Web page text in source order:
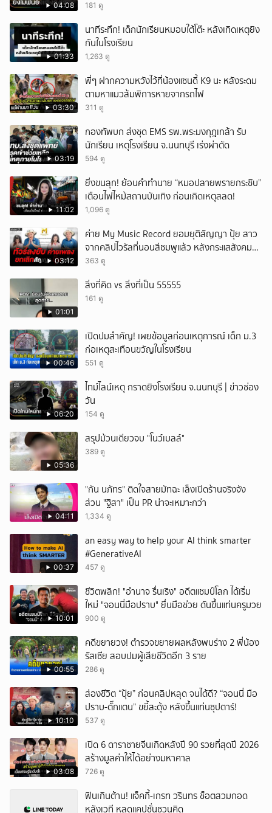
04:08 181 ดู
01:33
นาทีระทึก! เด็กนักเรียนหมอบใต้โต๊ะ หลังเกิดเหตุยิง
กันในโรงเรียน
1,263 ดู
03:30
พี่ๆ ฝากความหวังไว้ที่น้องแซนดี้ K9 นะ หลังระดม
ตามหาแมวส้มพิการหายจากรถไฟ
311 ดู
03:19
กองทัพบก ส่งชุด EMS รพ.พระมงกุฎเกล้า รับ
นักเรียน เหตุโรงเรียน จ.นนทบุรี เร่งผ่าตัด
594 ดู
11:02
ยิ่งขนลุก! ย้อนคำทำนาย “หมอปลายพรายกระซิบ”
เตือนไฟไหม้สถานบันเทิง ก่อนเกิดเหตุสลด!
1,096 ดู
03:12
ค่าย My Music Record ยอมยุติสัญญา ปุ้ย สาว
จากคลิปไวรัลที่นอนสีชมพูแล้ว หลังกระแสสังคม
และคนในวงการวิจารณ์เรื่องความเหมาะสม
363 ดู
01:01
สิ่งที่คิด vs สิ่งที่เป็น 55555
161 ดู
00:46
เปิดปมสำคัญ! เผยข้อมูลก่อนเหตุการณ์ เด็ก ม.3
ก่อเหตุสะเทือนขวัญในโรงเรียน
551 ดู
06:20
ไทม์ไลน์เหตุ กราดยิงโรงเรียน จ.นนทบุรี | ข่าวช่อง
วัน
154 ดู
05:36
สรุปม้วนเดียวจบ "โนว์เบลล์"
389 ดู
04:11
"กัน นภัทร" ติดใจสายมัทฉะ เล็งเปิดร้านจริงจัง
ส่วน "ฐิสา" เป็น PR น่าจะเหมาะกว่า
1,334 ดู
00:37
an easy way to help your AI think smarter
#GenerativeAI
457 ดู
10:01
ชีวิตพลิก! "อำนาจ รื่นเริง" อดีตแชมป์โลก ได้เริ่ม
ใหม่ "จอนนี่มือปราบ" ยื่นมือช่วย ดันขึ้นแท่นครูมวย
900 ดู
00:55
คดีขยายวง! ตำรวจขยายผลหลังพบร่าง 2 พี่น้อง
รัสเซีย สอบปมผู้เสียชีวิตอีก 3 ราย
286 ดู
10:10
ส่องชีวิต “ปุ้ย” ก่อนคลิปหลุด จนได้ดี? “จอนนี่ มือ
ปราบ-ตั๊กแตน” ขยี้สะดุ้ง หลังขึ้นแท่นซุปตาร์!
537 ดู
03:08
เปิด 6 ดาราชายจีนเกิดหลังปี 90 รวยที่สุดปี 2026
สร้างมูลค่าให้ได้อย่างมหาศาล
726 ดู
ฟินเกินต้าน! แจ็คกี้-เกรท วรินทร ช็อตสวมกอด
หลังเวที หลุดแคปชั่นชวนคิด